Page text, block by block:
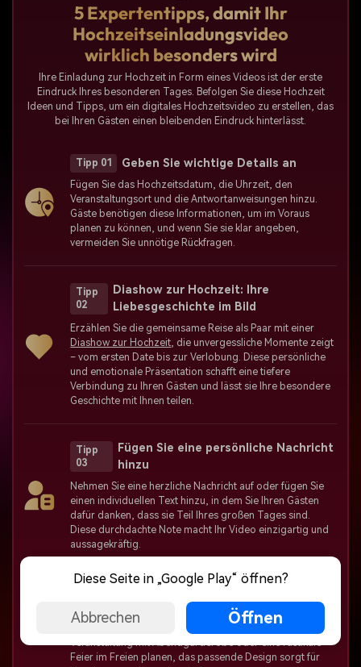
5 Expertentipps, damit Ihr
Hochzeitseinladungsvideo
wirklich besonders wird
Ihre Einladung zur Hochzeit in Form eines Videos ist der erste
Eindruck Ihres besonderen Tages. Befolgen Sie diese Hochzeit
Ideen und Tipps, um ein digitales Hochzeitsvideo zu erstellen, das
bei Ihren Gästen einen bleibenden Eindruck hinterlässt.
Tipp 01 Geben Sie wichtige Details an
Fügen Sie das Hochzeitsdatum, die Uhrzeit, den
Veranstaltungsort und die Antwortanweisungen hinzu.
Gäste benötigen diese Informationen, um im Voraus
planen zu können, und wenn Sie sie klar angeben,
vermeiden Sie unnötige Rückfragen.
Tipp
02
Diashow zur Hochzeit: Ihre
Liebesgeschichte im Bild
Erzählen Sie die gemeinsame Reise als Paar mit einer
Diashow zur Hochzeit , die unvergessliche Momente zeigt
– vom ersten Date bis zur Verlobung. Diese persönliche
und emotionale Präsentation schafft eine tiefere
Verbindung zu Ihren Gästen und lässt sie Ihre besondere
Geschichte mit Ihnen teilen.
Tipp
03
Fügen Sie eine persönliche Nachricht
hinzu
Nehmen Sie eine herzliche Nachricht auf oder fügen Sie
einen individuellen Text hinzu, in dem Sie Ihren Gästen
dafür danken, dass sie Teil Ihres großen Tages sind.
Diese durchdachte Note macht Ihr Video einzigartig und
aussagekräftig.
Verwenden Sie Schriftarten, Farben und Musik, die zu
Ihrem Hochzeitsstil passen. Ob Sie eine klassische
Feier im Freien planen, das passende Design sorgt für
Diese Seite in „Google Play“ öffnen?
Abbrechen Öffnen